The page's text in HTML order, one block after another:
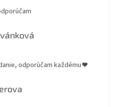
je 5 z 5 hviezdičiek.
odporúčam každému ❤️
je 5 z 5 hviezdičiek.